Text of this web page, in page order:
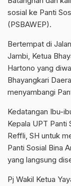
sosial ke Panti
(PSBAWEP).
Bertempat di
Jambi, Ketua
Hartono yang
Bhayangkari
menyambangi
Kedatangan Ibu-
Kepala UPT Panti
Reffli, SH untuk
Panti Sosial Bina
yang langsung
Pj Wakil Ketua